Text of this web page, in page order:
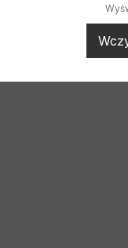
wiele
Opcje